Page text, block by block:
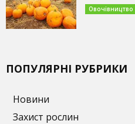
Овочівництво
ПОПУЛЯРНІ РУБРИКИ
Новини
Захист рослин